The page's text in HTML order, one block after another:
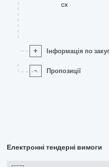
cx
+ Інформація по
- Пропозиції
Електронні тендерні вимоги